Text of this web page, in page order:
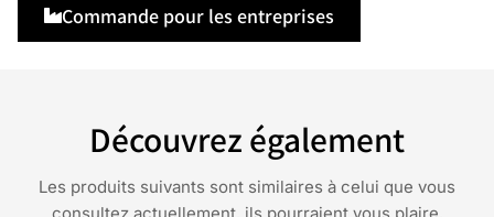
Commande pour les entreprises
Découvrez également
Les produits suivants sont similaires à celui que vous